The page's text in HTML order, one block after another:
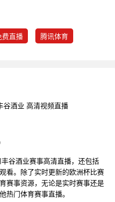
费直播 腾讯体育
谷酒业 高清视频直播
谷酒业赛事高清直播，还包括
看。除了实时更新的欧洲杯比赛
赛事资源，无论是实时赛事还是
热门体育赛事直播。